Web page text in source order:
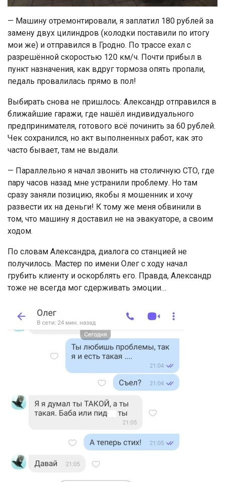
— Машину отремонтировали, я заплатил 180 рублей за
замену двух цилиндров (колодки поставили по итогу
мои же) и отправился в Гродно. По трассе ехал с
разрешённой скоростью 120 км/ч. Почти прибыл в
пункт назначения, как вдруг тормоза опять пропали,
педаль провалилась прямо в пол!
Выбирать снова не пришлось: Александр отправился в
ближайшие гаражи, где нашёл индивидуального
предпринимателя, готового всё починить за 60 рублей.
Чек сохранился, но акт выполненных работ, как это
часто бывает, там не выдали.
— Параллельно я начал звонить на столичную СТО, где
пару часов назад мне устранили проблему. Но там
сразу заняли позицию, якобы я мошенник и хочу
развести их на деньги! К тому же меня обвинили в
том, что машину я доставил не на эвакуаторе, а своим
ходом.
По словам Александра, диалога со станцией не
получилось. Мастер по имени Олег с ходу начал
грубить клиенту и оскорблять его. Правда, Александр
тоже не всегда мог сдерживать эмоции…